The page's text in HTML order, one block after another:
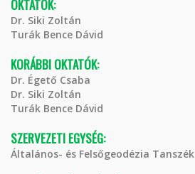
OKTATÓK:
Dr. Siki Zoltán
Turák Bence Dávid
KORÁBBI OKTATÓK:
Dr. Égető Csaba
Dr. Siki Zoltán
Turák Bence Dávid
SZERVEZETI EGYSÉG:
Általános- és Felsőgeodézia Tanszék